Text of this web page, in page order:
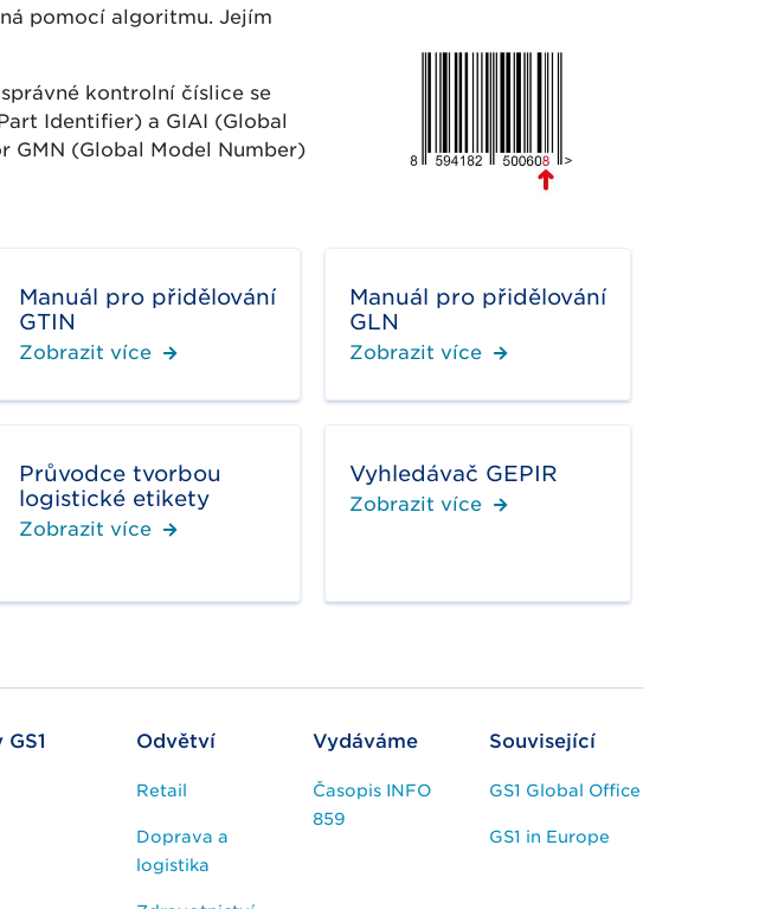
pomocí algoritmu. Jejím
kontrolní číslice se
Identifier) a GIAI (Global
(Global Model Number)
Manuál pro přidělování
GTIN
Zobrazit více
Manuál pro přidělování
GLN
Zobrazit více
Průvodce tvorbou
logistické etikety
Zobrazit více
Vyhledávač GEPIR
Zobrazit více
Odvětví
Retail
Doprava a
logistika
Vydáváme
Časopis INFO
859
Související
GS1 Global Office
GS1 in Europe